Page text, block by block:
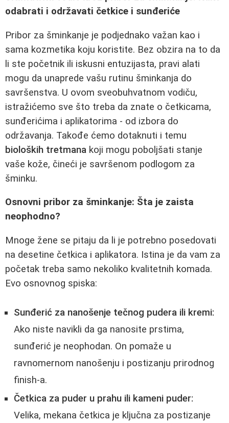
odabrati i održavati četkice i sunđeriće
Pribor za šminkanje je podjednako važan kao i
sama kozmetika koju koristite. Bez obzira na to da
li ste početnik ili iskusni entuzijasta, pravi alati
mogu da unaprede vašu rutinu šminkanja do
savršenstva. U ovom sveobuhvatnom vodiču,
istražićemo sve što treba da znate o četkicama,
sunđerićima i aplikatorima - od izbora do
održavanja. Takođe ćemo dotaknuti i temu
bioloških tretmana koji mogu poboljšati stanje
vaše kože, čineći je savršenom podlogom za
šminku.
Osnovni pribor za šminkanje: Šta je zaista
neophodno?
Mnoge žene se pitaju da li je potrebno posedovati
na desetine četkica i aplikatora. Istina je da vam za
početak treba samo nekoliko kvalitetnih komada.
Evo osnovnog spiska:
Sunđerić za nanošenje tečnog pudera ili kremi:
Ako niste navikli da ga nanosite prstima,
sunđerić je neophodan. On pomaže u
ravnomernom nanošenju i postizanju prirodnog
finish-a.
Četkica za puder u prahu ili kameni puder:
Velika, mekana četkica je ključna za postizanje